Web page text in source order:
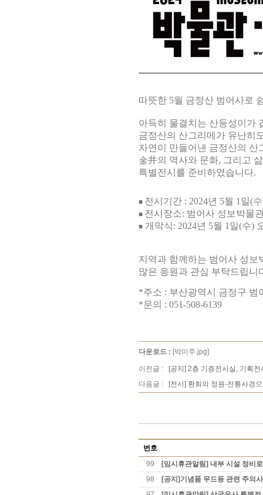
따뜻한 5월 금정산 범어사로
아득히 물결치는 산등성이가
금정산의 산그리메가 유난히
자연이 만들어낸 금정산의 산
金井의 역사와 문화, 그리고
특별전시를 준비하였습니다.
■ 전시기간 : 2024년 5월 1일(
■ 전시장소: 범어사 성보박물
■ 개막식: 2024년 5월 1일(수)
지역과 함께하는 범어사 성
많은 응원과 관심 부탁드립니
*주소 : 부산광역시 금정구 범
*문의 : 051-508-6139
다운로드 : [박미주.jpg]
이전글 :
[공지] 2층 기증전시실, 기획
다음글 :
[전시] 환희의 정원-전통사경
번호
99
[임시휴관알림] 내부 시설 정비
98
[공지]기념품 무드등 관련 주의